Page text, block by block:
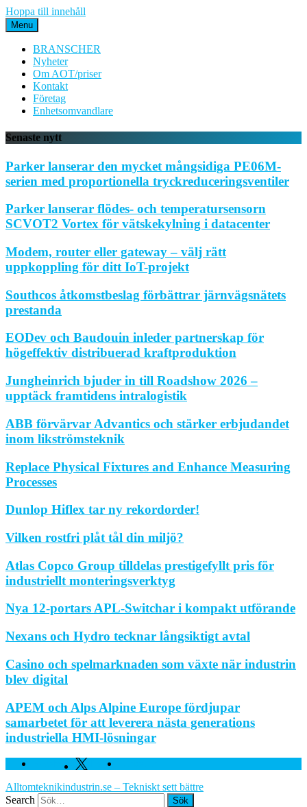
Hoppa till innehåll
Menu
BRANSCHER
Nyheter
Om AOT/priser
Kontakt
Företag
Enhetsomvandlare
Senaste nytt
Parker lanserar den mycket mångsidiga PE06M-
serien med proportionella tryckreduceringsventiler
Parker lanserar flödes- och temperatursensorn
SCVOT2 Vortex för vätskekylning i datacenter
Modem, router eller gateway – välj rätt
uppkoppling för ditt IoT-projekt
Southcos åtkomstbeslag förbättrar järnvägsnätets
prestanda
EODev och Baudouin inleder partnerskap för
högeffektiv distribuerad kraftproduktion
Jungheinrich bjuder in till Roadshow 2026 –
upptäck framtidens intralogistik
ABB förvärvar Advantics och stärker erbjudandet
inom likströmsteknik
Replace Physical Fixtures and Enhance Measuring
Processes
Dunlop Hiflex tar ny rekordorder!
Vilken rostfri plåt tål din miljö?
Atlas Copco Group tilldelas prestigefyllt pris för
industriellt monteringsverktyg
Nya 12-portars APL-Switchar i kompakt utförande
Nexans och Hydro tecknar långsiktigt avtal
Casino och spelmarknaden som växte när industrin
blev digital
APEM och Alps Alpine Europe fördjupar
samarbetet för att leverera nästa generations
industriella HMI-lösningar
Facebook Twitter
Alltomteknikindustrin.se – Tekniskt sett bättre
Search